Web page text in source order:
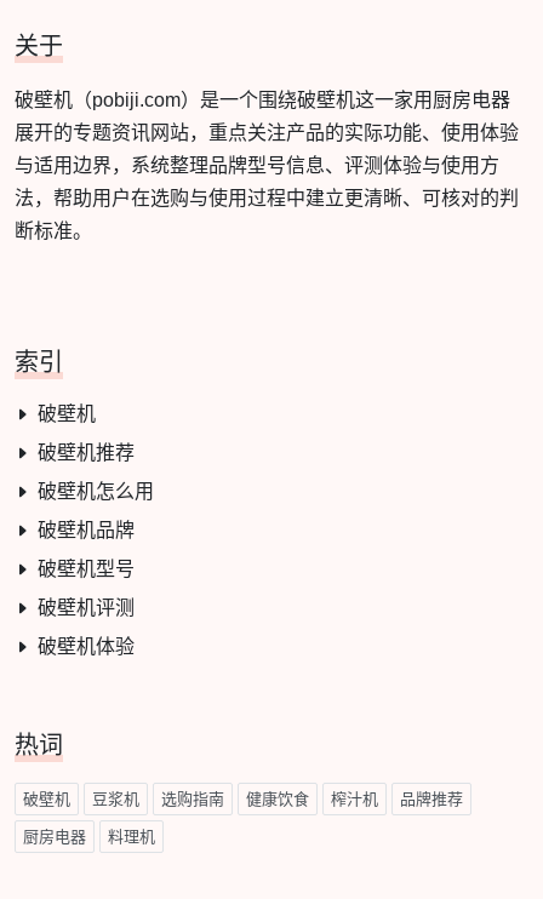
关于
破壁机（pobiji.com）是一个围绕破壁机这一家用厨房电器
展开的专题资讯网站，重点关注产品的实际功能、使用体验
与适用边界，系统整理品牌型号信息、评测体验与使用方
法，帮助用户在选购与使用过程中建立更清晰、可核对的判
断标准。
索引
破壁机
破壁机推荐
破壁机怎么用
破壁机品牌
破壁机型号
破壁机评测
破壁机体验
热词
破壁机 豆浆机 选购指南 健康饮食 榨汁机 品牌推荐
厨房电器 料理机